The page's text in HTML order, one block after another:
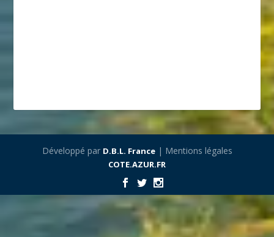
Développé par D.B.L. France| Mentions légales
COTE.AZUR.FR